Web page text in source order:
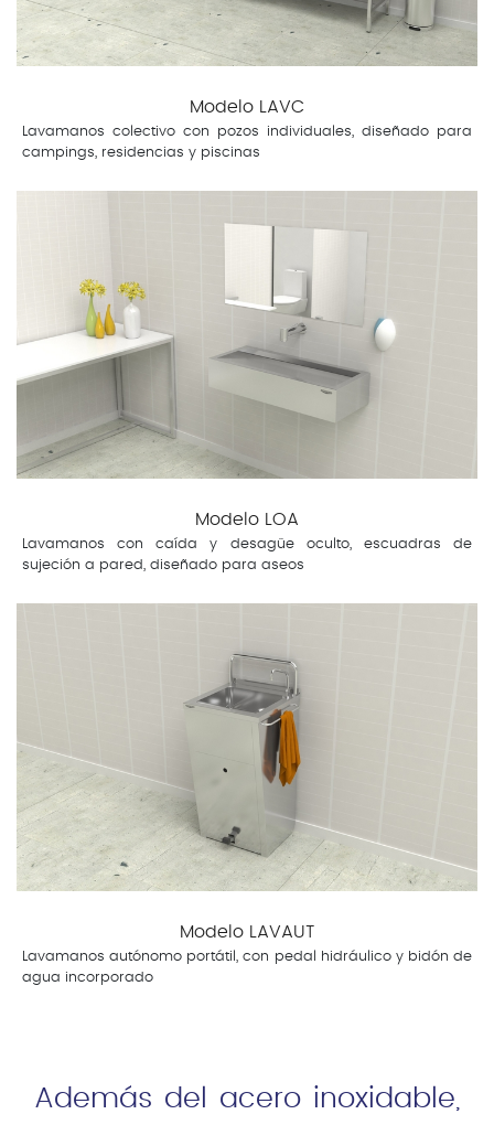
Modelo LAVC
Lavamanos colectivo con pozos individuales, diseñado para
campings, residencias y piscinas
Modelo LOA
Lavamanos con caída y desagüe oculto, escuadras de
sujeción a pared, diseñado para aseos
Modelo LAVAUT
Lavamanos autónomo portátil, con pedal hidráulico y bidón de
agua incorporado
Además del acero inoxidable,